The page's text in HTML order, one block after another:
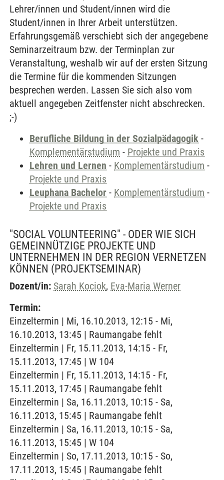
Lehrer/innen und Student/innen wird die
Student/innen in Ihrer Arbeit unterstützen.
Erfahrungsgemäß verschiebt sich der angegebene
Seminarzeitraum bzw. der Terminplan zur
Veranstaltung, weshalb wir auf der ersten Sitzung
die Termine für die kommenden Sitzungen
besprechen werden. Lassen Sie sich also vom
aktuell angegeben Zeitfenster nicht abschrecken.
;-)
Berufliche Bildung in der Sozialpädagogik -
Komplementärstudium - Projekte und Praxis
Lehren und Lernen - Komplementärstudium -
Projekte und Praxis
Leuphana Bachelor - Komplementärstudium -
Projekte und Praxis
"SOCIAL VOLUNTEERING" - ODER WIE SICH
GEMEINNÜTZIGE PROJEKTE UND
UNTERNEHMEN IN DER REGION VERNETZEN
KÖNNEN (PROJEKTSEMINAR)
Dozent/in: Sarah Kociok, Eva-Maria Werner
Termin:
Einzeltermin | Mi, 16.10.2013, 12:15 - Mi,
16.10.2013, 13:45 | Raumangabe fehlt
Einzeltermin | Fr, 15.11.2013, 14:15 - Fr,
15.11.2013, 17:45 | W 104
Einzeltermin | Fr, 15.11.2013, 14:15 - Fr,
15.11.2013, 17:45 | Raumangabe fehlt
Einzeltermin | Sa, 16.11.2013, 10:15 - Sa,
16.11.2013, 15:45 | Raumangabe fehlt
Einzeltermin | Sa, 16.11.2013, 10:15 - Sa,
16.11.2013, 15:45 | W 104
Einzeltermin | So, 17.11.2013, 10:15 - So,
17.11.2013, 15:45 | Raumangabe fehlt